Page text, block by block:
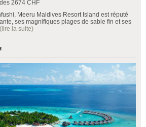
2674 CHF
Meeru Maldives Resort Island est réputé
ses magnifiques plages de sable fin et ses
(lire la suite)